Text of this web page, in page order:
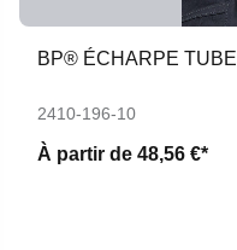
BP® ÉCHARPE TUBE
2410-196-10
À partir de 48,56 €*